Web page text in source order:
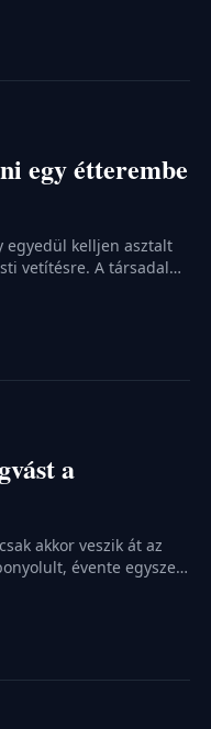
a céljainkat. Ebben a
szövetségeseinkké
egy étterembe
egyedül kelljen asztalt
vetítésre. A társadalmi
idő nem a
szól. Ebben a cikkben
a
akkor veszik át az
évente egyszer
csupán egy
[…]